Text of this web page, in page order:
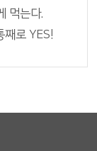
먹는다.
째로 YES!